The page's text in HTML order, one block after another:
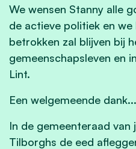
We wensen Stanny alle
de actieve politiek en
betrokken zal blijven bij
gemeenschapsleven en
Lint.
Een welgemeende dank...
In de gemeenteraad
Tilborghs de eed